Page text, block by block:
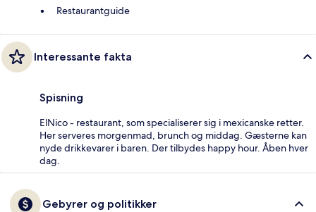
Restaurantguide
Interessante fakta
Spisning
ElNico - restaurant, som specialiserer sig i mexicanske retter.
Her serveres morgenmad, brunch og middag. Gæsterne kan
nyde drikkevarer i baren. Der tilbydes happy hour. Åben hver
dag.
Gebyrer og politikker